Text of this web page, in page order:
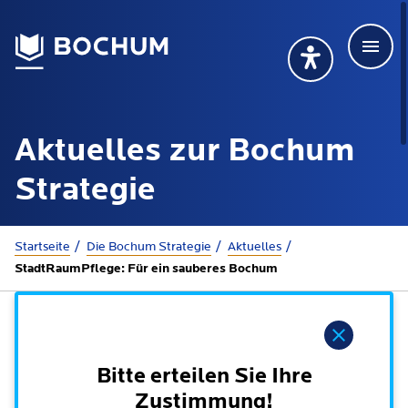
Übersetzung
Deutsch
Aktuelles zur Bochum
Strategie
Startseite Die Bochum Strategie Aktuelles
StadtRaumPflege: Für ein sauberes Bochum
Bitte erteilen Sie Ihre
Zustimmung!
Übersetzung wählen (öffnet sich in Google
Deutsch
115 anrufen
Rathaus
Online-Terminbuchung
Dienstleistungen nach Lebenslagen